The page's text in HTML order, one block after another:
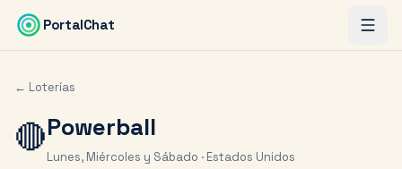
Saltar al contenido principal
PortalChat
← Loterías
🔴Powerball
Lunes, Miércoles y Sábado · Estados Unidos